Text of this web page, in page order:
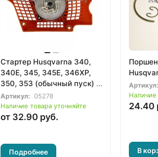
Стартер Husqvarna 340,
340E, 345, 345E, 346XP,
350, 353 (обычный пуск) в
сборе
Артикул:
05278
Наличие товара уточняйте
от 32.90 руб.
Подробнее
Артикул:
Наличие
24.40
В